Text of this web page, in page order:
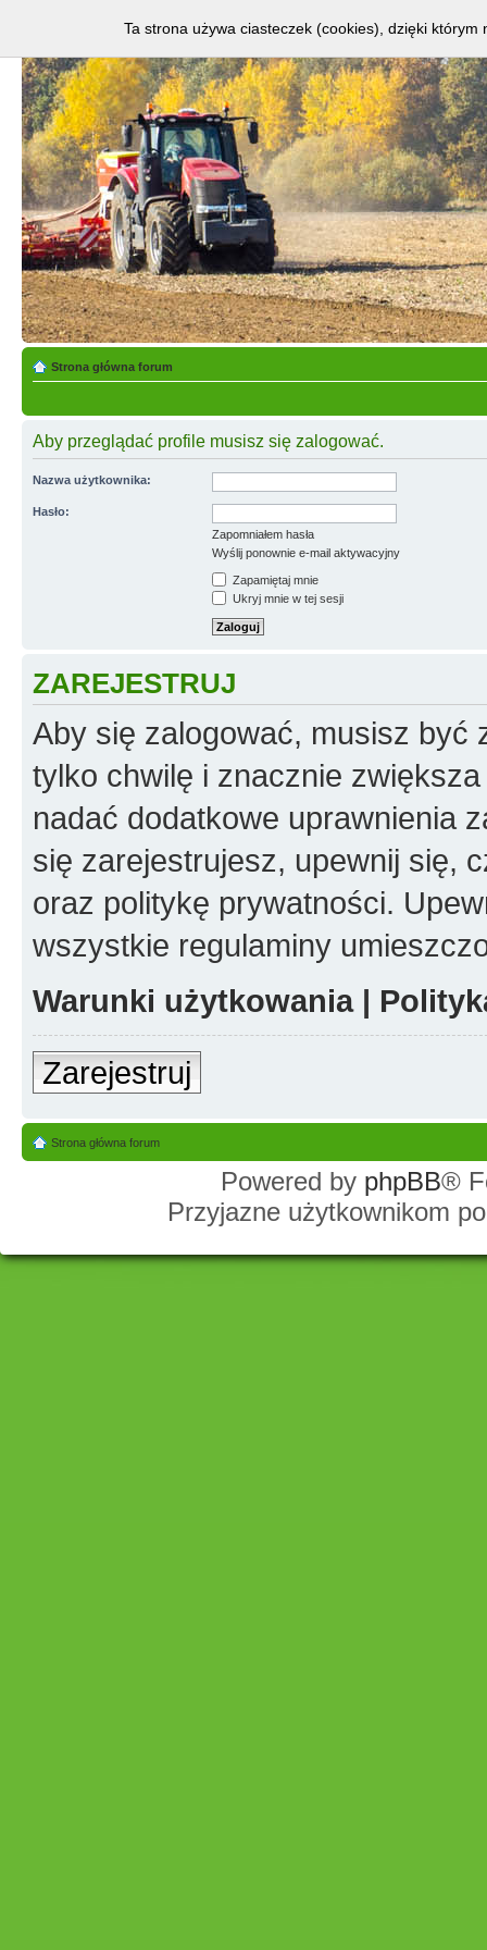
Strona główna forum
Aby przeglądać profile musisz się zalogować.
Nazwa użytkownika:
Hasło:
Zapomniałem hasła
Wyślij ponownie e-mail aktywacyjny
Zapamiętaj mnie
Ukryj mnie w tej sesji
ZAREJESTRUJ
Aby się zalogować, musisz być
tylko chwilę i znacznie
nadać dodatkowe uprawnienia
się zarejestrujesz, upewnij się,
oraz politykę prywatności.
wszystkie regulaminy
Warunki użytkowania|
Zarejestruj
Strona główna forum
Powered by phpBB®
Przyjazne użytkownikom
Ta strona używa ciasteczek (cookies), dzięki którym